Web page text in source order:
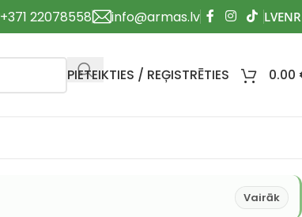
+371 22078558 info@armas.lv
PIETEIKTIES / REĢISTRĒTIES 0.00
Vairāk